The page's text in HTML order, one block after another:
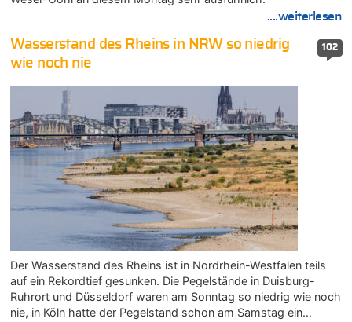
....weiterlesen
102
Wasserstand des Rheins in NRW so niedrig
wie noch nie
Der Wasserstand des Rheins ist in Nordrhein-Westfalen teils
auf ein Rekordtief gesunken. Die Pegelstände in Duisburg-
Ruhrort und Düsseldorf waren am Sonntag so niedrig wie noch
nie, in Köln hatte der Pegelstand schon am Samstag ein…